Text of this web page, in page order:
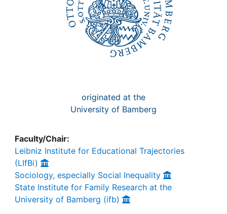
originated at the
University of Bamberg
Faculty/Chair:
Leibniz Institute for Educational Trajectories
(LIfBi)
Sociology, especially Social Inequality
State Institute for Family Research at the
University of Bamberg (ifb)